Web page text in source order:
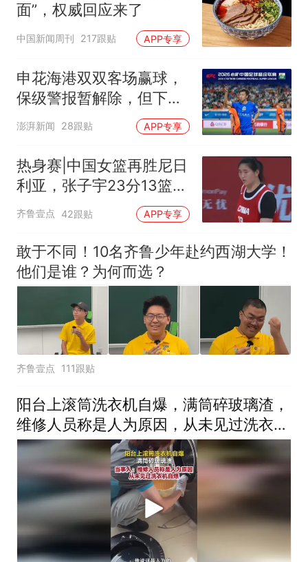
面”，权威回应来了
中国新闻周刊 217跟贴 APP专享
申花海港双双客场赢球，
保级警报暂解除，但下一
轮才是生死战
澎湃新闻 28跟贴 APP专享
热身赛|中国女篮再胜尼日
利亚，张子宇23分13篮板
表现抢眼
齐鲁壹点 42跟贴 APP专享
敢于不同！10名齐鲁少年赴约西湖大学！
他们是谁？为何而选？
齐鲁壹点 111跟贴
阳台上滚筒洗衣机自爆，满筒碎玻璃渣，
维修人员称是人为原因，从未见过洗衣机
自爆